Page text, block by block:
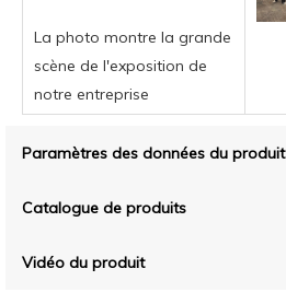
La photo montre la grande
scène de l'exposition de
notre entreprise
Paramètres des données du produit
Catalogue de produits
Vidéo du produit